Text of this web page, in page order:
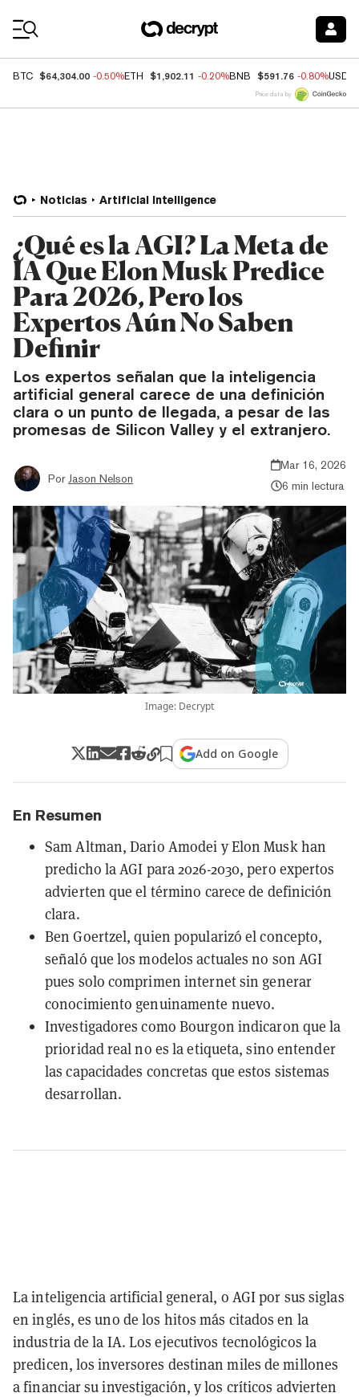
BTC $64,304.00 -0.50%ETH $1,902.11 -0.20%BNB $591.76 -0.80%USDC
Price data by
Noticias Artificial Intelligence
¿Qué es la AGI? La Meta de
IA Que Elon Musk Predice
Para 2026, Pero los
Expertos Aún No Saben
Definir
Los expertos señalan que la inteligencia
artificial general carece de una definición
clara o un punto de llegada, a pesar de las
promesas de Silicon Valley y el extranjero.
Por Jason Nelson
Mar 16, 2026
6 min lectura
Image: Decrypt
Add on Google
En Resumen
Sam Altman, Dario Amodei y Elon Musk han
predicho la AGI para 2026-2030, pero expertos
advierten que el término carece de definición
clara.
Ben Goertzel, quien popularizó el concepto,
señaló que los modelos actuales no son AGI
pues solo comprimen internet sin generar
conocimiento genuinamente nuevo.
Investigadores como Bourgon indicaron que la
prioridad real no es la etiqueta, sino entender
las capacidades concretas que estos sistemas
desarrollan.
La inteligencia artificial general, o AGI por sus siglas
en inglés, es uno de los hitos más citados en la
industria de la IA. Los ejecutivos tecnológicos la
predicen, los inversores destinan miles de millones
a financiar su investigación, y los críticos advierten